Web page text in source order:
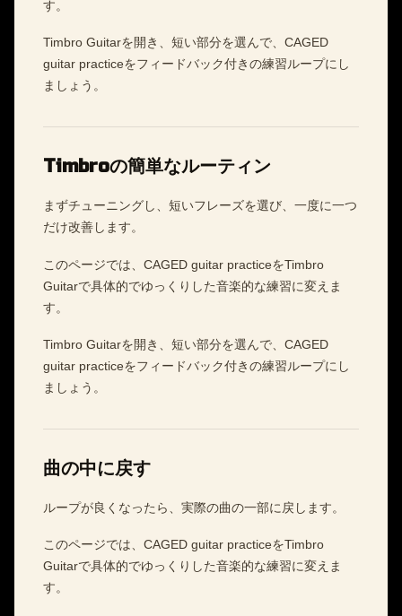
す。
Timbro Guitarを開き、短い部分を選んで、CAGED
guitar practiceをフィードバック付きの練習ループにし
ましょう。
Timbroの簡単なルーティン
まずチューニングし、短いフレーズを選び、一度に一つ
だけ改善します。
このページでは、CAGED guitar practiceをTimbro
Guitarで具体的でゆっくりした音楽的な練習に変えま
す。
Timbro Guitarを開き、短い部分を選んで、CAGED
guitar practiceをフィードバック付きの練習ループにし
ましょう。
曲の中に戻す
ループが良くなったら、実際の曲の一部に戻します。
このページでは、CAGED guitar practiceをTimbro
Guitarで具体的でゆっくりした音楽的な練習に変えま
す。